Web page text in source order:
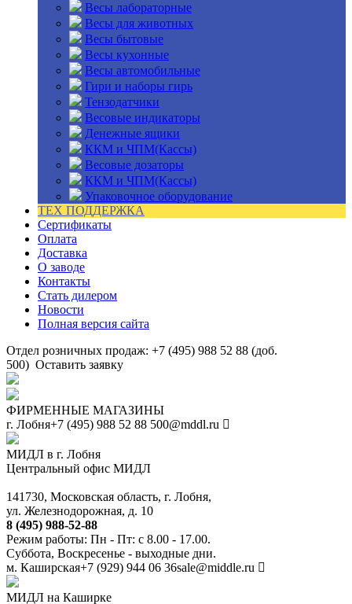
Весы лабораторные
Весы для животных
Весы бытовые
Весы кухонные
Весы автомобильные
Гири и наборы гирь
Тензодатчики
Весовые индикаторы
Денежные ящики
ККМ и ЧПМ(Кассы)
Весовые дозаторы
ККМ и ЧПМ(Кассы)
Упаковочное оборудование
ТЕХ ПОДДЕРЖКА
Сертификаты
Оплата
Доставка
О заводе
Контакты
Стать дилером
Новости
Полная версия сайта
Отдел розничных продаж: +7 (495) 988 52 88 (доб.
500) Оставить заявку
ФИРМЕННЫЕ МАГАЗИНЫ
г. Лобня+7 (495) 988 52 88 500@mddl.ru
МИДЛ в г. Лобня
Центральный офис МИДЛ
141730, Московская область, г. Лобня,
ул. Железнодорожная, д. 10
8 (495) 988-52-88
Режим работы: Пн - Пт: с 8.00 - 17.00.
Суббота, Воскресенье - выходные дни.
м. Каширская+7 (929) 944 06 36sale@middle.ru
МИДЛ на Каширке